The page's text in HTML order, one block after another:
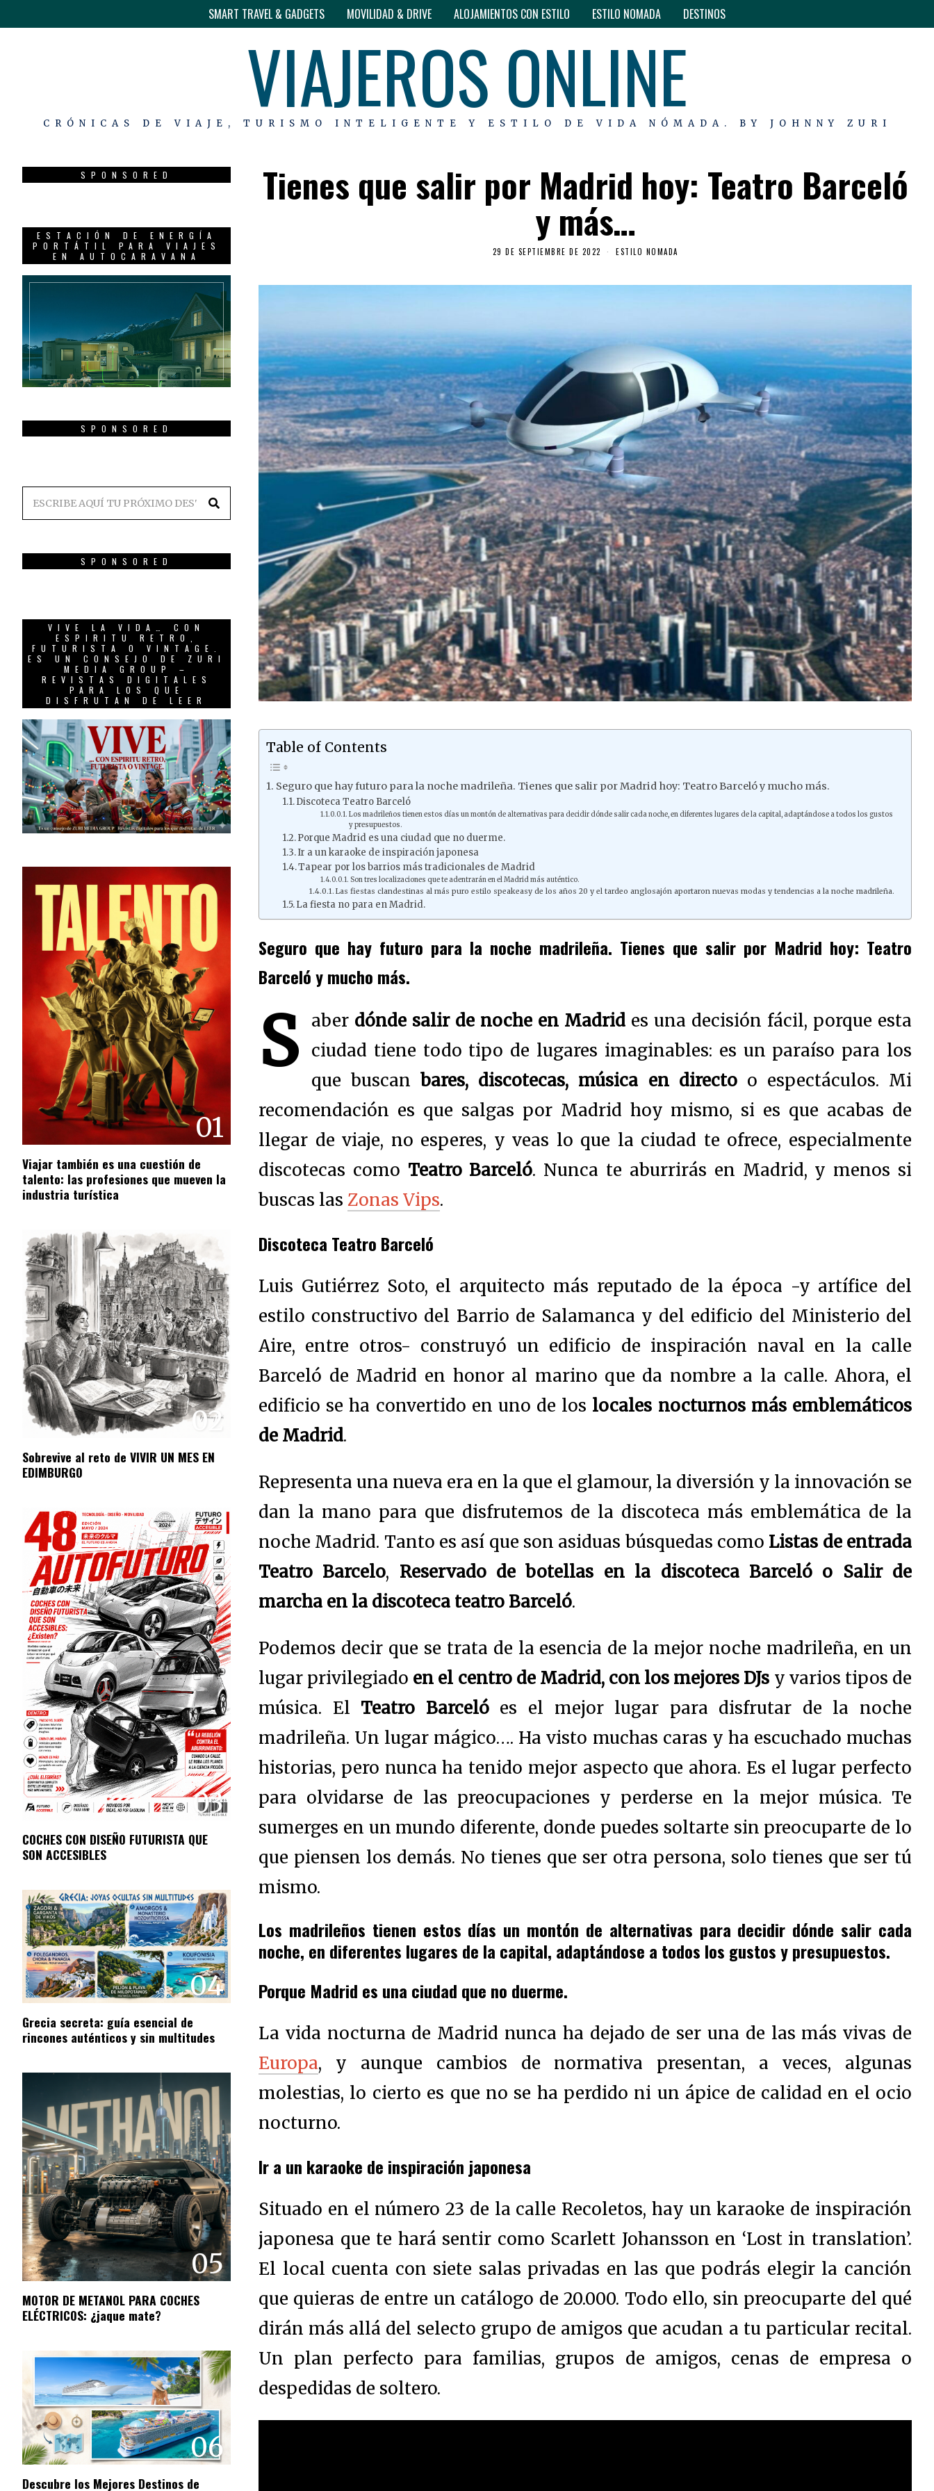
SMART TRAVEL & GADGETS MOVILIDAD & DRIVE ALOJAMIENTOS CON ESTILO ESTILO NOMADA DESTINOS
VIAJEROS ONLINE
CRÓNICAS DE VIAJE, TURISMO INTELIGENTE Y ESTILO DE VIDA NÓMADA. BY JOHNNY ZURI
Tienes que salir por Madrid hoy: Teatro Barceló
y más…
29 DE SEPTIEMBRE DE 2022 ESTILO NOMADA
Table of Contents
Seguro que hay futuro para la noche madrileña. Tienes que salir por Madrid hoy: Teatro Barceló y mucho más.
Discoteca Teatro Barceló
Los madrileños tienen estos días un montón de alternativas para decidir dónde salir cada noche, en diferentes lugares de la capital, adaptándose a todos los gustos
y presupuestos.
Porque Madrid es una ciudad que no duerme.
Ir a un karaoke de inspiración japonesa
Tapear por los barrios más tradicionales de Madrid
Son tres localizaciones que te adentrarán en el Madrid más auténtico.
Las fiestas clandestinas al más puro estilo speakeasy de los años 20 y el tardeo anglosajón aportaron nuevas modas y tendencias a la noche madrileña.
La fiesta no para en Madrid.
Seguro que hay futuro para la noche madrileña. Tienes que salir por Madrid hoy: Teatro
Barceló y mucho más.
S aber dónde salir de noche en Madrid es una decisión fácil, porque esta
ciudad tiene todo tipo de lugares imaginables: es un paraíso para los
que buscanbares, discotecas, música en directoo espectáculos. Mi
recomendación es que salgas por Madrid hoy mismo, si es que acabas de
llegar de viaje, no esperes, y veas lo que la ciudad te ofrece, especialmente
discotecas como Teatro Barceló. Nunca te aburrirás en Madrid, y menos si
buscas las Zonas Vips.
Discoteca Teatro Barceló
Luis Gutiérrez Soto, el arquitecto más reputado de la época -y artífice del
estilo constructivo del Barrio de Salamanca y del edificio del Ministerio del
Aire, entre otros- construyó un edificio de inspiración naval en la calle
Barceló de Madrid en honor al marino que da nombre a la calle. Ahora, el
edificio se ha convertido en uno de los locales nocturnos más emblemáticos
de Madrid.
Representa una nueva era en la que el glamour, la diversión y la innovación se
dan la mano para que disfrutemos de la discoteca más emblemática de la
noche Madrid. Tanto es así que son asiduas búsquedas como Listas de entrada
Teatro Barcelo, Reservado de botellas en la discoteca Barceló o Salir de
marcha en la discoteca teatro Barceló.
Podemos decir que se trata de la esencia de la mejor noche madrileña, en un
lugar privilegiado en el centro de Madrid, con los mejores DJs y varios tipos de
música. El Teatro Barcelóes el mejor lugar para disfrutar de la noche
madrileña. Un lugar mágico…. Ha visto muchas caras y ha escuchado muchas
historias, pero nunca ha tenido mejor aspecto que ahora. Es el lugar perfecto
para olvidarse de las preocupaciones y perderse en la mejor música. Te
sumerges en un mundo diferente, donde puedes soltarte sin preocuparte de lo
que piensen los demás. No tienes que ser otra persona, solo tienes que ser tú
mismo.
Los madrileños tienen estos días un montón de alternativas para decidir dónde salir cada
noche, en diferentes lugares de la capital, adaptándose a todos los gustos y presupuestos.
Porque Madrid es una ciudad que no duerme.
La vida nocturna de Madrid nunca ha dejado de ser una de las más vivas de
Europa, y aunque cambios de normativa presentan, a veces, algunas
molestias, lo cierto es que no se ha perdido ni un ápice de calidad en el ocio
nocturno.
Ir a un karaoke de inspiración japonesa
Situado en el número 23 de la calle Recoletos, hay un karaoke de inspiración
japonesa que te hará sentir como Scarlett Johansson en ‘Lost in translation’.
El local cuenta con siete salas privadas en las que podrás elegir la canción
que quieras de entre un catálogo de 20.000. Todo ello, sin preocuparte del qué
dirán más allá del selecto grupo de amigos que acudan a tu particular recital.
Un plan perfecto para familias, grupos de amigos, cenas de empresa o
despedidas de soltero.
SPONSORED
ESTACIÓN DE ENERGÍA
PORTÁTIL PARA VIAJES
EN AUTOCARAVANA
SPONSORED
SPONSORED
VIVE LA VIDA… CON
ESPIRITU RETRO,
FUTURISTA O VINTAGE.
ES UN CONSEJO DE ZURI
MEDIA GROUP –
REVISTAS DIGITALES
PARA LOS QUE
DISFRUTAN DE LEER
01
Viajar también es una cuestión de
talento: las profesiones que mueven la
industria turística
02
Sobrevive al reto de VIVIR UN MES EN
EDIMBURGO
03
COCHES CON DISEÑO FUTURISTA QUE
SON ACCESIBLES
04
Grecia secreta: guía esencial de
rincones auténticos y sin multitudes
05
MOTOR DE METANOL PARA COCHES
ELÉCTRICOS: ¿jaque mate?
06
Descubre los Mejores Destinos de